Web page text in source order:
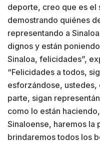
deporte, creo que es el
demostrando quiénes
representando a
dignos y están
Sinaloa, felicidades”,
“Felicidades a todos,
esforzándose, ustedes,
parte, sigan
como lo están
Sinaloense, haremos la
brindaremos todos los